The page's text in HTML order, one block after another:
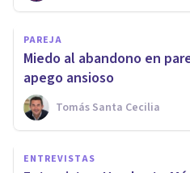
PAREJA
Miedo al abandono en
apego ansioso
Tomás Santa Cecilia
ENTREVISTAS